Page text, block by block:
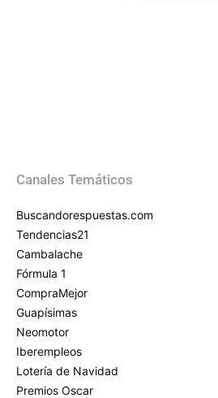
Canales Temáticos
Buscandorespuestas.com
Tendencias21
Cambalache
Fórmula 1
CompraMejor
Guapísimas
Neomotor
Iberempleos
Lotería de Navidad
Premios Oscar